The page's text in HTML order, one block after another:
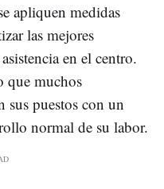
apliquen medidas
las mejores
en el centro.
que muchos
sus puestos con un
normal de su labor.